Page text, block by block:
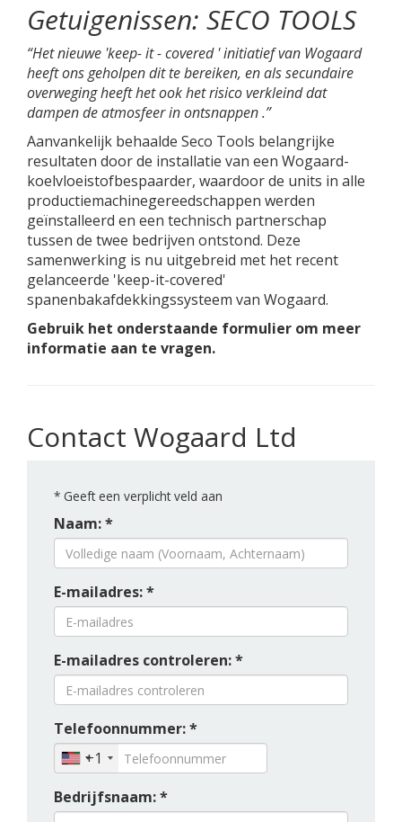
Getuigenissen: SECO TOOLS
“Het nieuwe 'keep-it-covered ' initiatief van Wogaard
heeft ons geholpen dit te bereiken, en als secundaire
overweging heeft het ook het risico verkleind dat
dampende atmosfeer inontsnappen.”
Aanvankelijk behaalde Seco Tools belangrijke
resultaten door de installatie van een Wogaard-
koelvloeistofbespaarder, waardoor de units in alle
productiemachinegereedschappen werden
geïnstalleerd en een technisch partnerschap
tussen de twee bedrijven ontstond. Deze
samenwerking is nu uitgebreid met het recent
gelanceerde 'keep-it-covered'
spanenbakafdekkingssysteem van Wogaard.
Gebruik het onderstaande formulier om meer
informatie aan te vragen.
Contact Wogaard Ltd
* Geeft een verplicht veld aan
Naam: *
E-mailadres: *
E-mailadres controleren: *
Telefoonnummer: *
+1
Bedrijfsnaam: *